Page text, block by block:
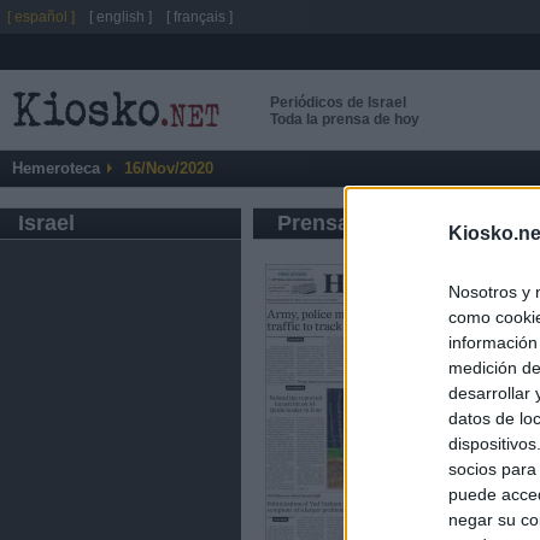
Nosotros y
como
medición
desarrollar
datos de
socios
puede
negar su
Periódicos de Israel
Toda la prensa de hoy
Hemeroteca 16/Nov/2020
Israel Prensa de Información
[ español ] [ english ] [ français ]